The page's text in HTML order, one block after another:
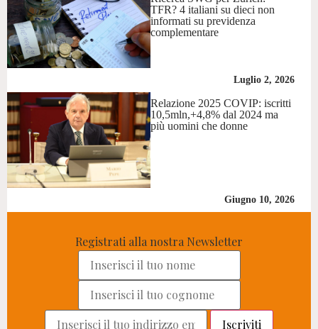
TFR? 4 italiani su dieci non
informati su previdenza
complementare
Luglio 2, 2026
Relazione 2025 COVIP: iscritti
10,5mln,+4,8% dal 2024 ma
più uomini che donne
Giugno 10, 2026
Registrati alla nostra Newsletter